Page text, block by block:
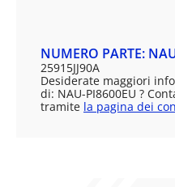
NUMERO PARTE:
25915JJ90A
Desiderate maggiori
di: NAU-PI8600EU ?
tramite la pagina dei